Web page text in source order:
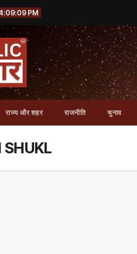
PM
राज्य और शहर राजनीति चुनाव
SHUKL